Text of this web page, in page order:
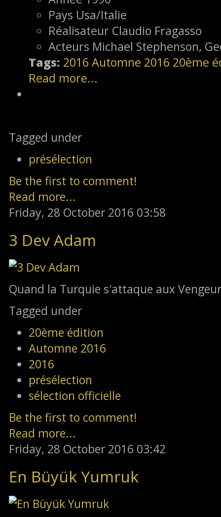
Pays Usa/Italie
Réalisateur Claudio Fragasso
Acteurs Michael Stephenson,
Tags: 2016 Automne 2016 20ème
Read more...
Tagged under
présélection
Be the first to comment!
Read more...
Friday, 28 October 2016 03:58
3 Dev Adam
Quand la Turquie s'attaque aux
Tagged under
20ème édition
Automne 2016
2016
présélection
sélection officielle
Be the first to comment!
Read more...
Friday, 28 October 2016 03:42
En Büyük Yumruk